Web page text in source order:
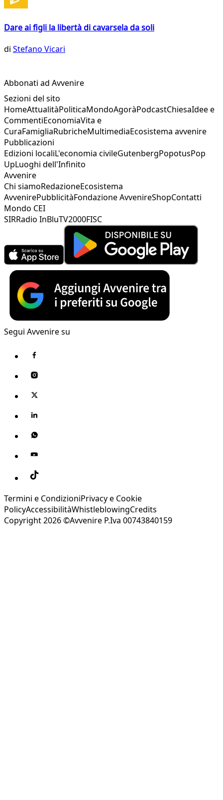
Dare ai figli la libertà di cavarsela da soli
di Stefano Vicari
Abbonati ad Avvenire
Sezioni del sito
HomeAttualitàPoliticaMondoAgoràPodcastChiesaIdee e
CommentiEconomiaVita e
CuraFamigliaRubricheMultimediaEcosistema avvenire
Pubblicazioni
Edizioni localiL'economia civileGutenbergPopotusPop
UpLuoghi dell'Infinito
Avvenire
Chi siamoRedazioneEcosistema
AvvenirePubblicitàFondazione AvvenireShopContatti
Mondo CEI
SIRRadio InBluTV2000FISC
Segui Avvenire su
Termini e CondizioniPrivacy e Cookie
PolicyAccessibilitàWhistleblowingCredits
Copyright 2026 ©Avvenire P.Iva 00743840159